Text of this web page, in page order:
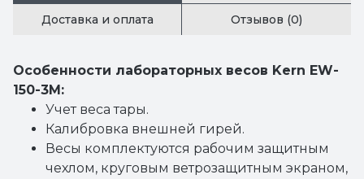
Доставка и оплата Отзывов (0)
Особенности лабораторных весов Kern EW-
150-3M:
Учет веса тары.
Калибровка внешней гирей.
Весы комплектуются рабочим защитным
чехлом, круговым ветрозащитным экраном,